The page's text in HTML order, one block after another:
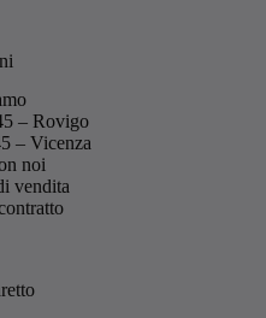
– Rovigo
– Vicenza
noi
vendita